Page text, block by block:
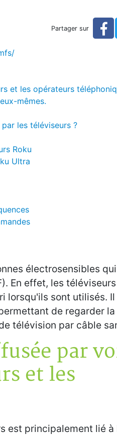
Partager sur
et les opérateurs
mêmes.
les téléviseurs ?
Roku
Ultra
électrosensibles qui
En effet, les téléviseurs
lorsqu'ils sont utilisés.
de regarder la
télévision par câble
par
et les
est principalement lié à